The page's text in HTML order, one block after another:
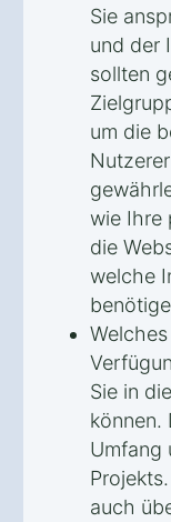
Sie
und der
sollten
um die
wie Ihre
die
welche
Sie in
können.
Umfang
auch